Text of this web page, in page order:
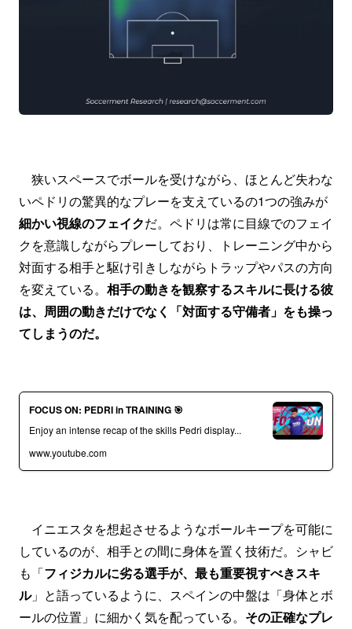
狭いスペースでボールを受けながら、ほとんど失わな
いペドリの驚異的なプレーを支えているの1つの強みが
細かい視線のフェイクだ。ペドリは常に目線でのフェイ
クを意識しながらプレーしており、トレーニング中から
対面する相手と駆け引きしながらトラップやパスの方向
を変えている。 相手の動きを観察するスキルに長ける彼
は、周囲の動きだけでなく「対面する守備者」をも操っ
てしまうのだ。
FOCUS ON: PEDRI in TRAINING 🎯
Enjoy an intense recap of the skills Pedri display...
www.youtube.com
イニエスタを想起させるようなボールキープを可能に
しているのが、相手との間に身体を置く技術だ。シャビ
も「フィジカルに劣る選手が、最も重要視すべきスキ
ル」と語っているように、スペインの中盤は「身体とボ
ールの位置」に細かく気を配っている。 その正確なプレ